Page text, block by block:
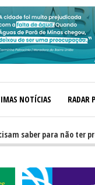
NOTÍCIAS RADAR
para não ter